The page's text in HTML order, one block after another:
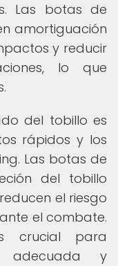
Las botas de
amortiguación
y reducir
lo que
del tobillo es
rápidos y los
Las botas de
del tobillo
el riesgo
el combate.
crucial para
adecuada y